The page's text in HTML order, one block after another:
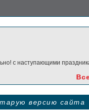
с наступающими
версию сайта